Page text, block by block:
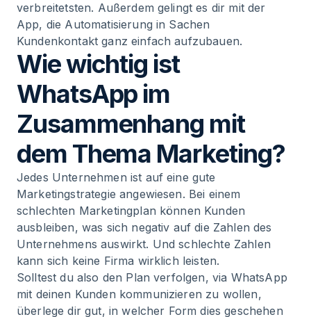
verbreitetsten. Außerdem gelingt es dir mit der
App, die Automatisierung in Sachen
Kundenkontakt ganz einfach aufzubauen.
Wie wichtig ist
WhatsApp im
Zusammenhang mit
dem Thema Marketing?
Jedes Unternehmen ist auf eine gute
Marketingstrategie angewiesen. Bei einem
schlechten Marketingplan können Kunden
ausbleiben, was sich negativ auf die Zahlen des
Unternehmens auswirkt. Und schlechte Zahlen
kann sich keine Firma wirklich leisten.
Solltest du also den Plan verfolgen, via WhatsApp
mit deinen Kunden kommunizieren zu wollen,
überlege dir gut, in welcher Form dies geschehen